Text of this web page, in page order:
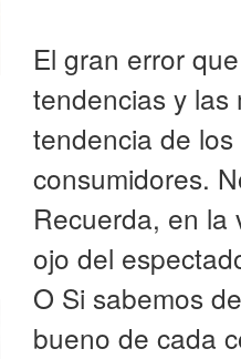
El gran error
tendencias y
tendencia de
consumidores.
Recuerda, en la
ojo del
O Si sabemos
bueno de cada